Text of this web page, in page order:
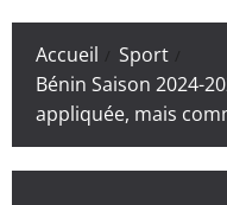
Accueil
Sport
Bénin Saison 2024-
appliquée, mais